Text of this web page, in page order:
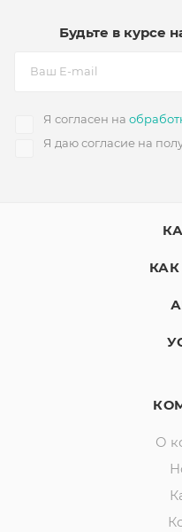
Будьте в курсе
Я согласен на
Я даю согласие на
О